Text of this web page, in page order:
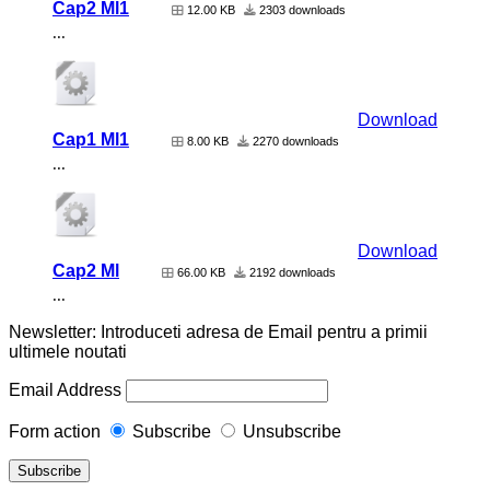
Cap2 Ml1
12.00 KB 2303 downloads
...
Download
Cap1 Ml1
8.00 KB 2270 downloads
...
Download
Cap2 Ml
66.00 KB 2192 downloads
...
Newsletter: Introduceti adresa de Email pentru a primii
ultimele noutati
Email Address
Form action Subscribe Unsubscribe